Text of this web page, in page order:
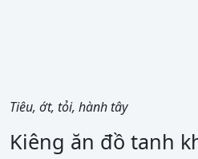
Tiêu, ớt, tỏi, hành tây
Kiêng ăn đồ tanh